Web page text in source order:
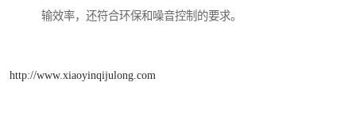
输效率，还符合环保和噪音控制的要求。
http://www.xiaoyinqijulong.com